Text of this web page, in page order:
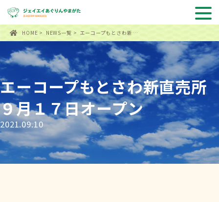
HOME > NEWS一覧 > エーコープもとさわ新…
エーコープもとさわ新直売所
９月１７日オープン
2021.09.10